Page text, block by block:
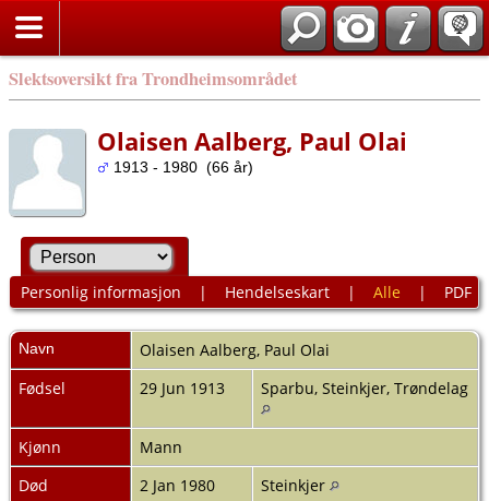
Slektsoversikt fra Trondheimsområdet
Olaisen Aalberg, Paul Olai
1913 - 1980 (66 år)
Personlig informasjon | Hendelseskart| Alle | PDF
Navn Olaisen Aalberg, Paul Olai
Fødsel
29 Jun 1913 Sparbu, Steinkjer, Trøndelag
Kjønn
Mann
Død
2 Jan 1980
Steinkjer